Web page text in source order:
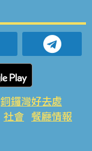
銅鑼灣好去處
社會 餐廳情報